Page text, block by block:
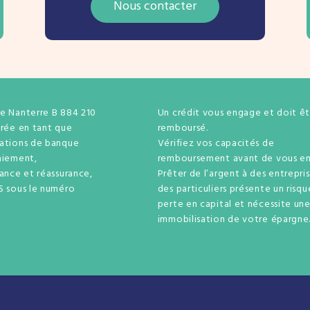
Nous contacter
Nanterre B 884 210
en tant que
de banque
et réassurance,
sous le numéro
Un crédit vous engage et doit
remboursé.
Vérifiez vos capacités de
remboursement avant de vous
Prêter de l’argent à des
des particuliers présente un
perte en capital et nécessite une
immobilisation de votre